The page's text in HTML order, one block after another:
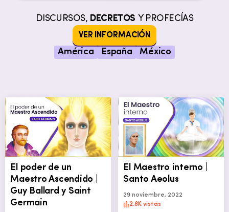
DISCURSOS, DECRETOS Y PROFECÍAS
VER INFORMACIÓN
América España México
El poder de un
Maestro Ascendido |
Guy Ballard y Saint
Germain
El Maestro interno |
Santo Aeolus
29 noviembre, 2022
2.8K vistas